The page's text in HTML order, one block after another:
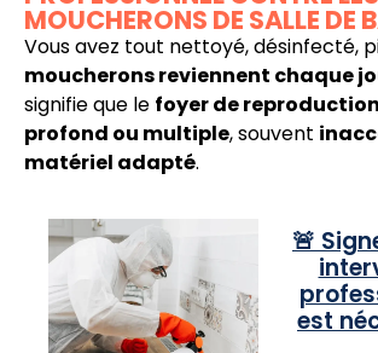
MOUCHERONS DE SALLE DE
Vous avez tout nettoyé, désinfecté,
moucherons reviennent chaque
signifie que le foyer de
profond ou multiple, souvent
matériel adapté.
🚨
est